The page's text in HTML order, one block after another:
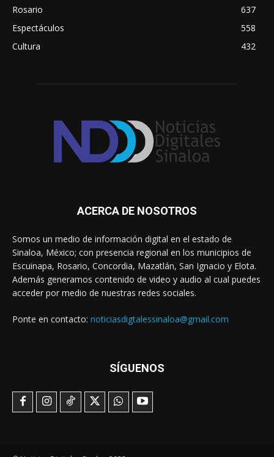
Rosario
637
Espectáculos
558
Cultura
432
ACERCA DE NOSOTROS
Somos un medio de información digital en el estado de
Sinaloa, México; con presencia regional en los municipios de
Escuinapa, Rosario, Concordia, Mazatlán, San Ignacio y Elota.
Además generamos contenido de video y audio al cual puedes
acceder por medio de nuestras redes sociales.
Ponte en contacto: noticiasdigtalessinaloa@gmail.com
SÍGUENOS